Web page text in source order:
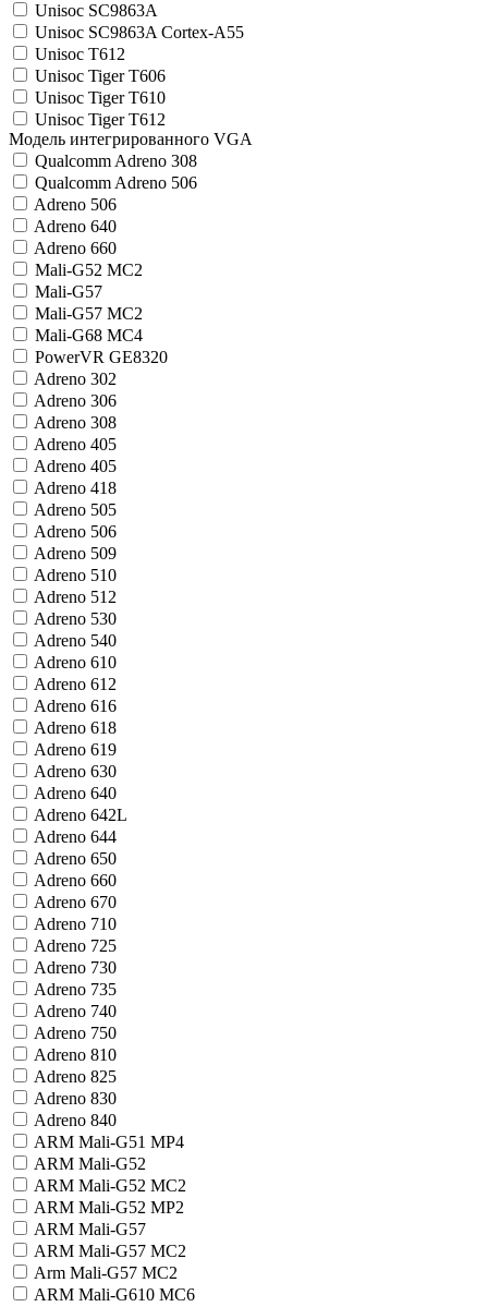
Unisoc SC9863A
Unisoc SC9863A Cortex-A55
Unisoc T612
Unisoc Tiger T606
Unisoc Tiger T610
Unisoc Tiger T612
Модель интегрированного VGA
Qualcomm Adreno 308
Qualcomm Adreno 506
Adreno 506
Adreno 640
Adreno 660
Mali-G52 MC2
Mali-G57
Mali-G57 MC2
Mali-G68 MC4
PowerVR GE8320
Adreno 302
Adreno 306
Adreno 308
Adreno 405
Adreno 405
Adreno 418
Adreno 505
Adreno 506
Adreno 509
Adreno 510
Adreno 512
Adreno 530
Adreno 540
Adreno 610
Adreno 612
Adreno 616
Adreno 618
Adreno 619
Adreno 630
Adreno 640
Adreno 642L
Adreno 644
Adreno 650
Adreno 660
Adreno 670
Adreno 710
Adreno 725
Adreno 730
Adreno 735
Adreno 740
Adreno 750
Adreno 810
Adreno 825
Adreno 830
Adreno 840
ARM Mali-G51 MP4
ARM Mali-G52
ARM Mali-G52 MC2
ARM Mali-G52 MP2
ARM Mali-G57
ARM Mali-G57 MC2
Arm Mali-G57 MC2
ARM Mali-G610 MC6